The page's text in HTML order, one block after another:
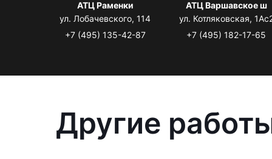
АТЦ Раменки
ул. Лобачевского, 114
+7 (495) 135-42-87
АТЦ Варшавское ш
ул. Котляковская,
+7 (495) 182-17-65
Другие